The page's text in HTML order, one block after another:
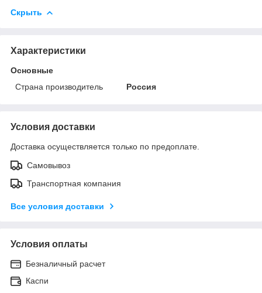
Скрыть
Характеристики
Основные
Страна производитель
Россия
Условия доставки
Доставка осуществляется только по предоплате.
Самовывоз
Транспортная компания
Все условия доставки
Условия оплаты
Безналичный расчет
Каспи